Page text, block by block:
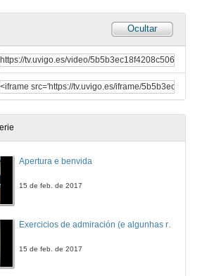
Ocultar
Apertura e benvida
15 de feb. de 2017
15 de feb. de 2017